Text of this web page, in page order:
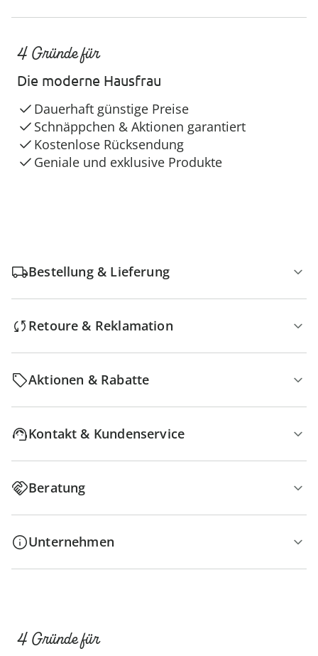
4 Gründe für
Die moderne Hausfrau
Dauerhaft günstige Preise
Schnäppchen & Aktionen garantiert
Kostenlose Rücksendung
Geniale und exklusive Produkte
Bestellung & Lieferung
Retoure & Reklamation
Aktionen & Rabatte
Kontakt & Kundenservice
Beratung
Unternehmen
4 Gründe für